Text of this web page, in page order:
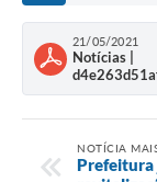
21/05/2021
Notícias |
NOTÍCIA
Prefeitura